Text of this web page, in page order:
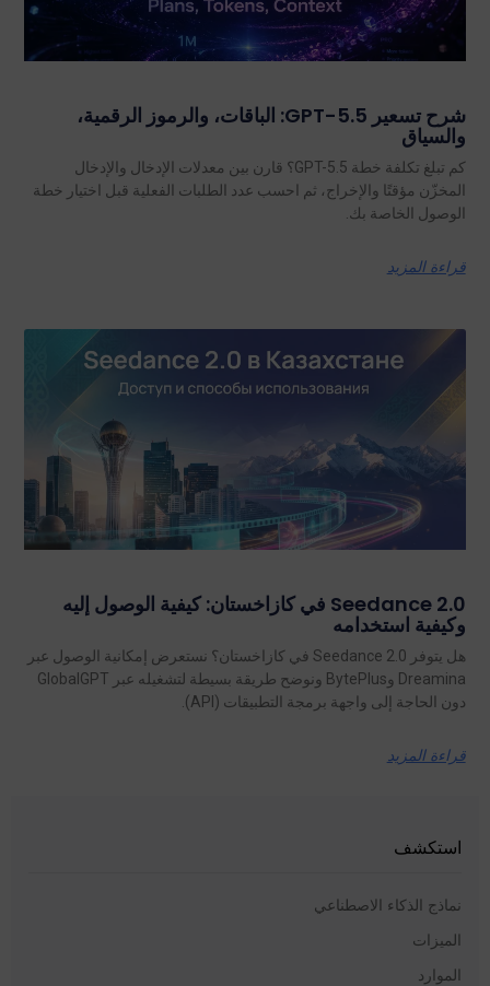
شرح تسعير GPT-5.5: الباقات، والرموز الرقمية،
والسياق
كم تبلغ تكلفة خطة GPT-5.5؟ قارن بين معدلات الإدخال والإدخال
المخزّن مؤقتًا والإخراج، ثم احسب عدد الطلبات الفعلية قبل اختيار خطة
الوصول الخاصة بك.
قراءة المزيد
Seedance 2.0 في كازاخستان: كيفية الوصول إليه
وكيفية استخدامه
هل يتوفر Seedance 2.0 في كازاخستان؟ نستعرض إمكانية الوصول عبر
Dreamina وBytePlus ونوضح طريقة بسيطة لتشغيله عبر GlobalGPT
دون الحاجة إلى واجهة برمجة التطبيقات (API).
قراءة المزيد
استكشف
نماذج الذكاء الاصطناعي
الميزات
الموارد